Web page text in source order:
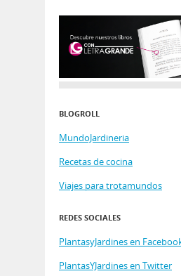
BLOGROLL
MundoJardineria
Recetas de cocina
Viajes para trotamundos
REDES SOCIALES
PlantasyJardines en
PlantasYJardines en Twitter